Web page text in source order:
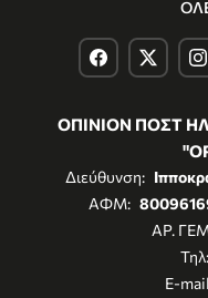
ΟΠΙΝΙΟΝ ΠΟΣΤ
Διεύθυνση:
ΑΦΜ:
ΑΡ.
Τηλ:
E-